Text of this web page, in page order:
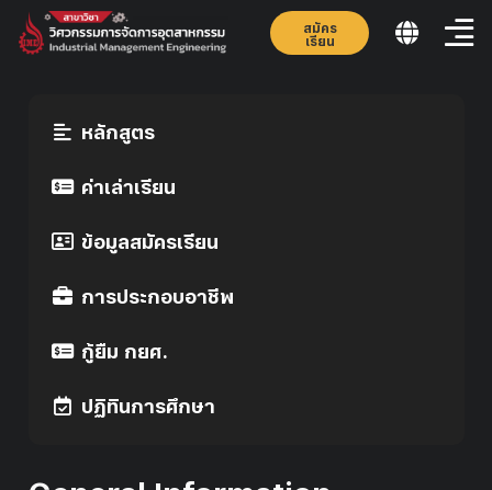
สมัคร
เรียน
หลักสูตร
ค่าเล่าเรียน
ข้อมูลสมัครเรียน
การประกอบอาชีพ
กู้ยืม กยศ.
ปฏิทินการศึกษา